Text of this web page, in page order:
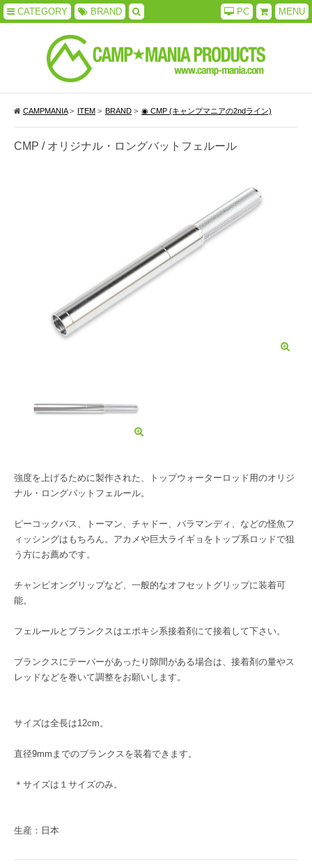
CATEGORY BRAND MENU
PC
CAMPMANIA> ITEM > BRAND > ◉ CMP (キャンプマニアの2ndライン)
CMP / オリジナル・ロングバットフェルール
強度を上げるために製作された、トップウォーターロッド用のオリジ
ナル・ロングバットフェルール。
ピーコックバス、トーマン、チャドー、バラマンディ、などの怪魚フ
ィッシングはもちろん。アカメや巨大ライギョをトップ系ロッドで狙
う方にお薦めです。
チャンピオングリップなど、一般的なオフセットグリップに装着可
能。
フェルールとブランクスはエポキシ系接着剤にて接着して下さい。
ブランクスにテーパーがあったり隙間がある場合は、接着剤の量やス
レッドなどを巻いて調整をお願いします。
サイズは全長は12cm。
直径9mmまでのブランクスを装着できます。
＊サイズは１サイズのみ。
生産：日本